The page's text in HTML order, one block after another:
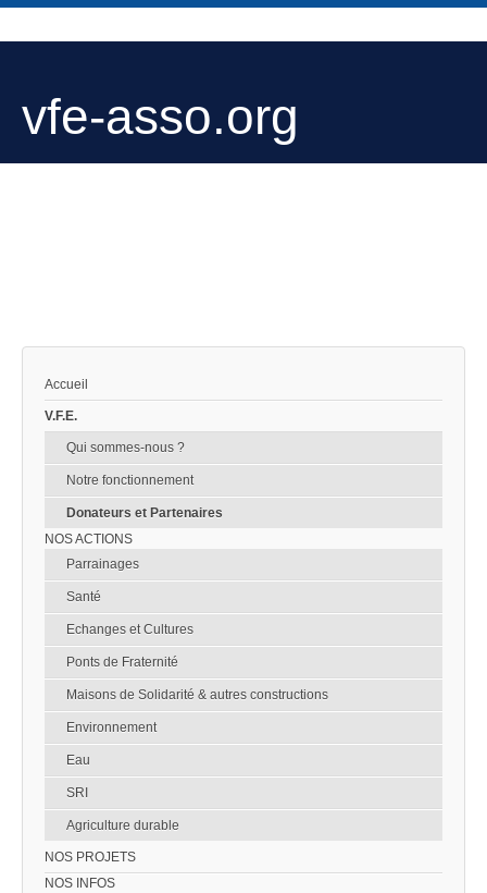
vfe-asso.org
Accueil
V.F.E.
Qui sommes-nous ?
Notre fonctionnement
Donateurs et Partenaires
NOS ACTIONS
Parrainages
Santé
Echanges et Cultures
Ponts de Fraternité
Maisons de Solidarité & autres constructions
Environnement
Eau
SRI
Agriculture durable
NOS PROJETS
NOS INFOS